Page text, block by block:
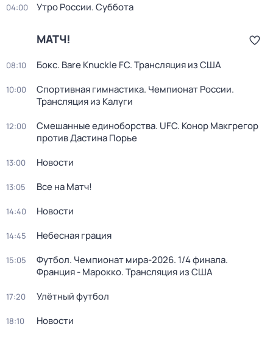
04:00 Утро России. Суббота
МАТЧ!
08:10 Бокс. Bare Knuckle FC. Трансляция из США
10:00
Спортивная гимнастика. Чемпионат России.
Трансляция из Калуги
12:00
Смешанные единоборства. UFC. Конор Макгрегор
против Дастина Порье
13:00 Новости
13:05 Все на Матч!
14:40 Новости
14:45 Небесная грация
15:05
Футбол. Чемпионат мира-2026. 1/4 финала.
Франция - Марокко. Трансляция из США
17:20 Улётный футбол
18:10 Новости